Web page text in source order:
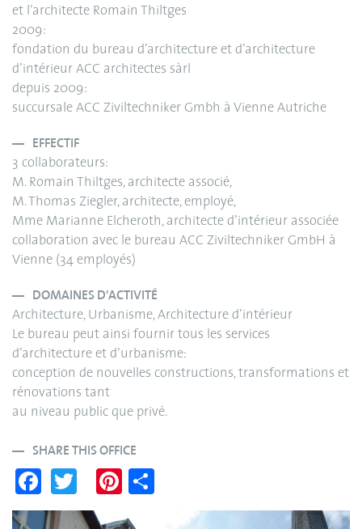
et l’architecte Romain Thiltges
2009:
fondation du bureau d’architecture et d’architecture
d’intérieur ACC architectes sàrl
depuis 2009:
succursale ACC Ziviltechniker Gmbh à Vienne Autriche
EFFECTIF
3 collaborateurs:
M. Romain Thiltges, architecte associé,
M. Thomas Ziegler, architecte, employé,
Mme Marianne Elcheroth, architecte d’intérieur associée
collaboration avec le bureau ACC Ziviltechniker GmbH à
Vienne (34 employés)
DOMAINES D'ACTIVITÉ
Architecture, Urbanisme, Architecture d’intérieur
Le bureau peut ainsi fournir tous les services
d’architecture et d’urbanisme:
conception de nouvelles constructions, transformations et
rénovations tant
au niveau public que privé.
SHARE THIS OFFICE
Fa
ce wi
Pi
nt